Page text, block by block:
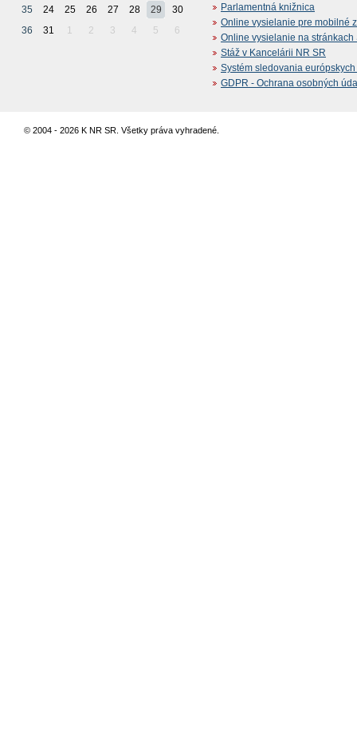
35
24 25 26 27 28 29
30
36
31 1 2 3 4 5 6
Parlamentná knižnica
Online vysielanie pre mobilné
Online vysielanie na stránkach
Stáž v Kancelárii NR SR
Systém sledovania
GDPR - Ochrana osobných
© 2004 - 2026 K NR SR. Všetky práva vyhradené.